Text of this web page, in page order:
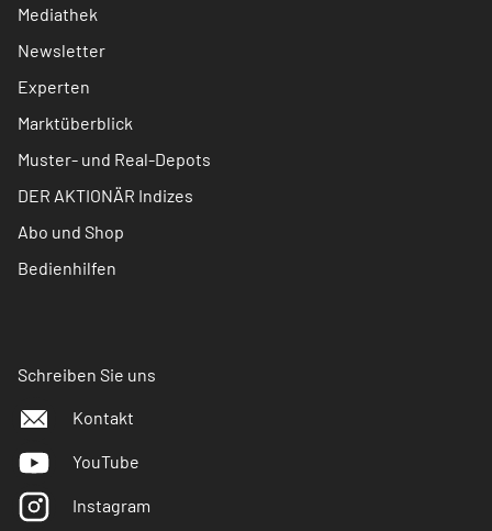
Mediathek
Newsletter
Experten
Marktüberblick
Muster- und Real-Depots
DER AKTIONÄR Indizes
Abo und Shop
Bedienhilfen
Schreiben Sie uns
Kontakt
YouTube
Instagram